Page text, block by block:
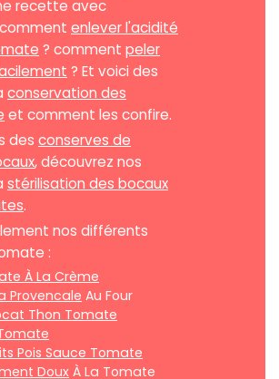
recette avec
enlever l'acidité
? comment peler
? Et voici des
conservation des
et comment les confire.
des conserves de
, découvrez nos
stérilisation des bocaux
.
nos différents
:
À La Crème
Provencale Au Four
Thon Tomate
Pois Sauce Tomate
Doux À La Tomate